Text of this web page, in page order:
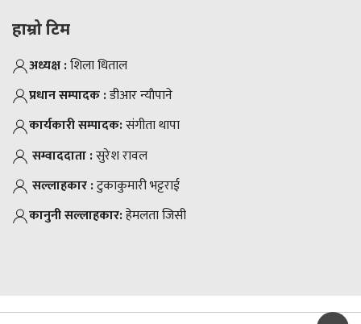
हाम्रो टिम
अध्यक्ष :शिला धिताल
प्रधान सम्पादक :डीआर न्याैपाने
कार्यकारी सम्पादक:संगीता थापा
सम्वाददाता :सुरेश रावल
सल्लाहकार :टुकाकुमारी भट्टराई
कानुनी सल्लाहकार:हेमलता जिसी